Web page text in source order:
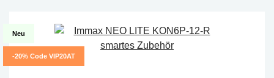
Neu
-20% Code VIP20AT